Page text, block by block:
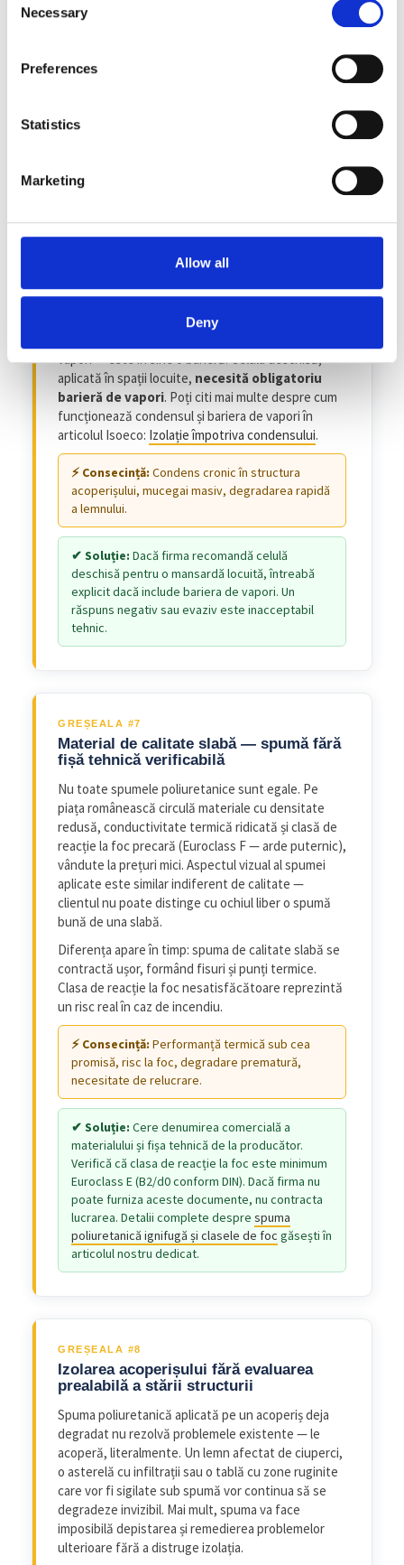
Selection
Necessary
Preferences
Statistics
Marketing
Allow all
Deny
deschisă în spații locuite
— vaporii de apă pot traversa stratul izolator.
încălzite, unde aerul interior este bogat în vapori
(gătit, duș, respirație). Fără o barieră de vapori
corect instalată pe fața caldă (interioară) a izolației,
vaporii traversează spuma, ajung la asterelă (mai
vapori — este în sine o barieră. Celula deschisă,
aplicată în spații locuite, necesită obligatoriu
barieră de vapori. Poți citi mai multe despre cum
funcționează condensul și bariera de vapori în
articolul Isoeco: Izolație împotriva condensului.
Condens cronic în structura
acoperișului, mucegai masiv, degradarea rapidă
a lemnului.
Dacă firma recomandă celulă
deschisă pentru o mansardă locuită, întreabă
explicit dacă include bariera de vapori. Un
răspuns negativ sau evaziv este inacceptabil
tehnic.
GREȘEALA #7
Material de calitate slabă — spumă fără
fișă tehnică verificabilă
Nu toate spumele poliuretanice sunt egale. Pe
piața românească circulă materiale cu densitate
redusă, conductivitate termică ridicată și clasă de
reacție la foc precară (Euroclass F — arde puternic),
vândute la prețuri mici. Aspectul vizual al spumei
aplicate este similar indiferent de calitate —
clientul nu poate distinge cu ochiul liber o spumă
bună de una slabă.
Diferența apare în timp: spuma de calitate slabă se
contractă ușor, formând fisuri și punți termice.
Clasa de reacție la foc nesatisfăcătoare reprezintă
un risc real în caz de incendiu.
Performanță termică sub cea
promisă, risc la foc, degradare prematură,
necesitate de relucrare.
Cere denumirea comercială a
materialului și fișa tehnică de la producător.
Verifică că clasa de reacție la foc este minimum
Euroclass E (B2/d0 conform DIN). Dacă firma nu
poate furniza aceste documente, nu contracta
lucrarea. Detalii complete despre spuma
poliuretanică ignifugă și clasele de foc găsești în
articolul nostru dedicat.
GREȘEALA #8
Izolarea acoperișului fără evaluarea
prealabilă a stării structurii
Spuma poliuretanică aplicată pe un acoperiș deja
degradat nu rezolvă problemele existente — le
acoperă, literalmente. Un lemn afectat de ciuperci,
o asterelă cu infiltrații sau o tablă cu zone ruginite
care vor fi sigilate sub spumă vor continua să se
degradeze invizibil. Mai mult, spuma va face
imposibilă depistarea și remedierea problemelor
ulterioare fără a distruge izolația.